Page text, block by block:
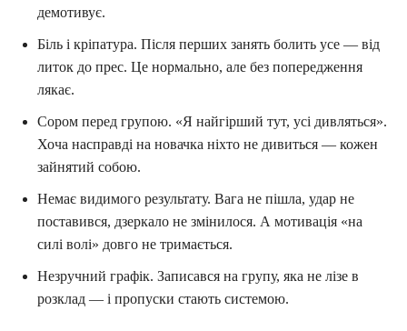
демотивує.
Біль і кріпатура. Після перших занять болить усе — від
литок до прес. Це нормально, але без попередження
лякає.
Сором перед групою. «Я найгірший тут, усі дивляться».
Хоча насправді на новачка ніхто не дивиться — кожен
зайнятий собою.
Немає видимого результату. Вага не пішла, удар не
поставився, дзеркало не змінилося. А мотивація «на
силі волі» довго не тримається.
Незручний графік. Записався на групу, яка не лізе в
розклад — і пропуски стають системою.